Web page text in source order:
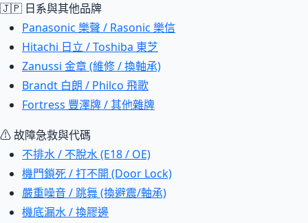
🇯🇵 日系與其他品牌
Panasonic 樂聲 / Rasonic 樂信
Hitachi 日立 / Toshiba 東芝
Zanussi 金章 (維修 / 換軸承)
Brandt 白朗 / Philco 飛歌
Fortress 豐澤牌 / 其他雜牌
⚠ 故障急救與代碼
不排水 / 不脫水 (E18 / OE)
機門鎖死 / 打不開 (Door Lock)
嚴重噪音 / 跳舞 (換避震/軸承)
機底漏水 / 換膠邊